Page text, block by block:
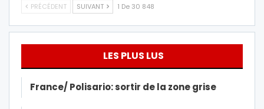
PRÉCÉDENT SUIVANT 1 De 30 848
LES PLUS LUS
France/ Polisario: sortir de la zone grise